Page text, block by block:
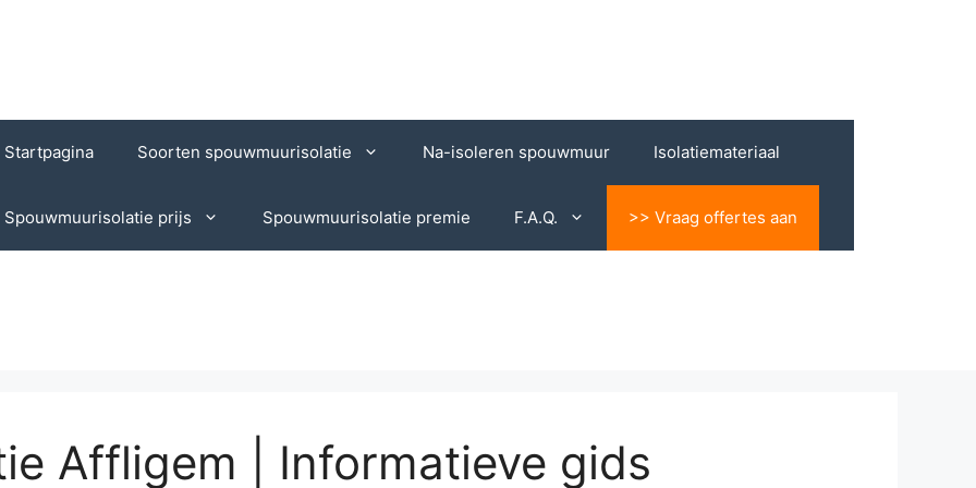
Startpagina Soorten spouwmuurisolatie Na-isoleren spouwmuur Isolatiemateriaal
Spouwmuurisolatie prijs Spouwmuurisolatie premie F.A.Q. >> Vraag offertes aan
Affligem | Informatieve gids